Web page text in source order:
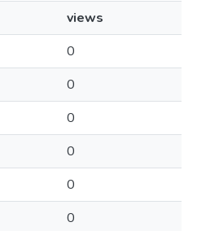
views
0
0
0
0
0
0